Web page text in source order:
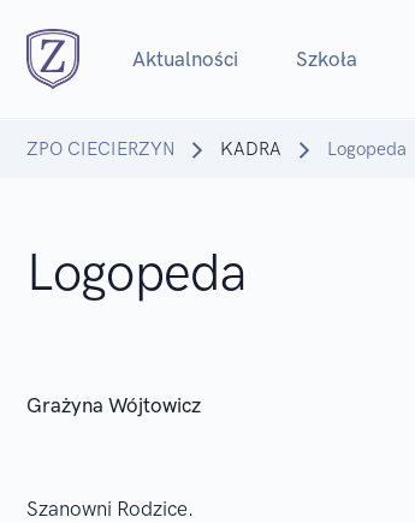
Aktualności Szkoła
ZPO CIECIERZYN KADRA Logopeda
Logopeda
Grażyna Wójtowicz
Szanowni Rodzice.